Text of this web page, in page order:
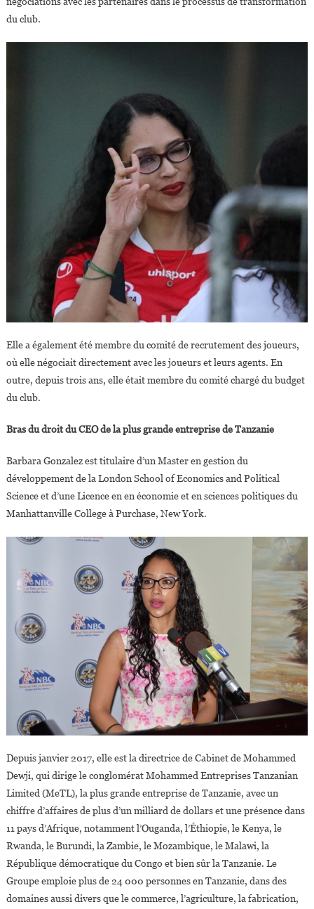
du club.
Elle a également été membre du comité de recrutement des joueurs,
où elle négociait directement avec les joueurs et leurs agents. En
outre, depuis trois ans, elle était membre du comité chargé du budget
du club.
Bras du droit du CEO de la plus grande entreprise de Tanzanie
Barbara Gonzalez est titulaire d’un Master en gestion du
développement de la London School of Economics and Political
Science et d’une Licence en en économie et en sciences politiques du
Manhattanville College à Purchase, New York.
Depuis janvier 2017, elle est la directrice de Cabinet de Mohammed
Dewji, qui dirige le conglomérat Mohammed Entreprises Tanzanian
Limited (MeTL), la plus grande entreprise de Tanzanie, avec un
chiffre d’affaires de plus d’un milliard de dollars et une présence dans
11 pays d’Afrique, notamment l’Ouganda, l’Éthiopie, le Kenya, le
Rwanda, le Burundi, la Zambie, le Mozambique, le Malawi, la
République démocratique du Congo et bien sûr la Tanzanie. Le
Groupe emploie plus de 24 000 personnes en Tanzanie, dans des
domaines aussi divers que le commerce, l’agriculture, la fabrication,